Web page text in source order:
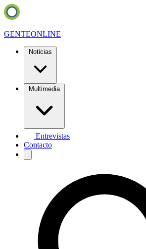
GENTEONLINE
Noticias
Multimedia
Entrevistas
Contacto